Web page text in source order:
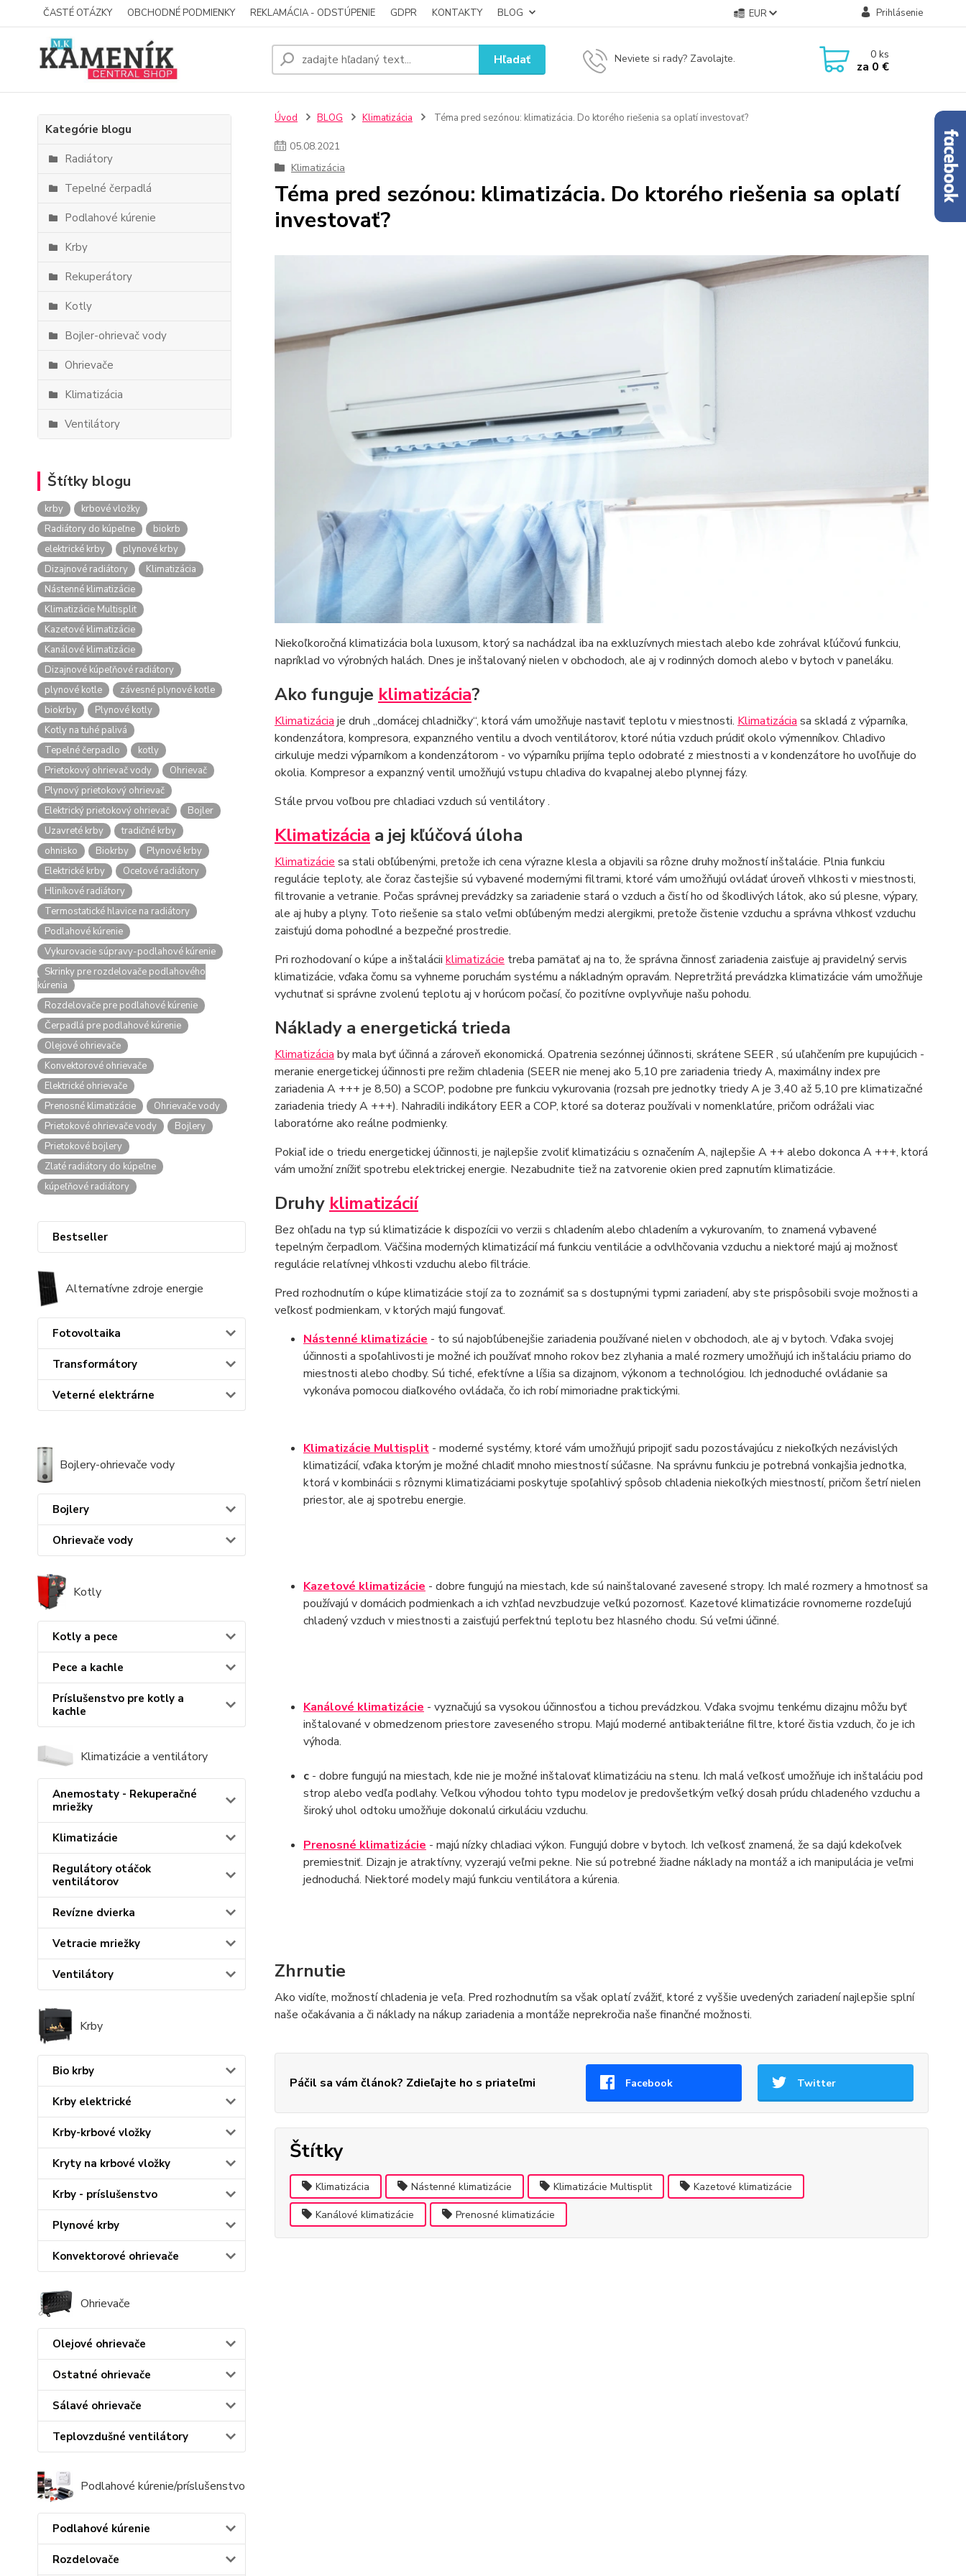
ČASTÉ OTÁZKY OBCHODNÉ PODMIENKY REKLAMÁCIA - ODSTÚPENIE GDPR KONTAKTY BLOG EUR Prihlásenie
Hľadať Neviete si rady? Zavolajte. 0ks
za 0 €
Kategórie blogu
Radiátory
Tepelné čerpadlá
Podlahové kúrenie
Krby
Rekuperátory
Kotly
Bojler-ohrievač vody
Ohrievače
Klimatizácia
Ventilátory
Štítky blogu
krby
krbové vložky
Radiátory do kúpeľne
biokrb
elektrické krby
plynové krby
Dizajnové radiátory
Klimatizácia
Nástenné klimatizácie
Klimatizácie Multisplit
Kazetové klimatizácie
Kanálové klimatizácie
Dizajnové kúpeľňové radiátory
plynové kotle
závesné plynové kotle
biokrby
Plynové kotly
Kotly na tuhé palivá
Tepelné čerpadlo
kotly
Prietokový ohrievač vody
Ohrievač
Plynový prietokový ohrievač
Elektrický prietokový ohrievač
Bojler
Uzavreté krby
tradičné krby
ohnisko
Biokrby
Plynové krby
Elektrické krby
Oceľové radiátory
Hliníkové radiátory
Termostatické hlavice na radiátory
Podlahové kúrenie
Vykurovacie súpravy-podlahové kúrenie
Skrinky pre rozdelovače podlahového
kúrenia
Rozdelovače pre podlahové kúrenie
Čerpadlá pre podlahové kúrenie
Olejové ohrievače
Konvektorové ohrievače
Elektrické ohrievače
Prenosné klimatizácie
Ohrievače vody
Prietokové ohrievače vody
Bojlery
Prietokové bojlery
Zlaté radiátory do kúpeľne
kúpeľňové radiátory
Bestseller
Alternatívne zdroje energie
Fotovoltaika
Transformátory
Veterné elektrárne
Bojlery-ohrievače vody
Bojlery
Ohrievače vody
Kotly
Kotly a pece
Pece a kachle
Príslušenstvo pre kotly a
kachle
Klimatizácie a ventilátory
Anemostaty - Rekuperačné
mriežky
Klimatizácie
Regulátory otáčok
ventilátorov
Revízne dvierka
Vetracie mriežky
Ventilátory
Krby
Bio krby
Krby elektrické
Krby-krbové vložky
Kryty na krbové vložky
Krby - príslušenstvo
Plynové krby
Konvektorové ohrievače
Ohrievače
Olejové ohrievače
Ostatné ohrievače
Sálavé ohrievače
Teplovzdušné ventilátory
Podlahové kúrenie/príslušenstvo
Podlahové kúrenie
Rozdelovače
Úvod BLOG Klimatizácia Téma pred sezónou: klimatizácia. Do ktorého riešenia sa oplatí investovať?
05.08.2021
Klimatizácia
Téma pred sezónou: klimatizácia. Do ktorého riešenia sa oplatí
investovať?
Niekoľkoročná klimatizácia bola luxusom, ktorý sa nachádzal iba na exkluzívnych miestach alebo kde zohrával kľúčovú funkciu,
napríklad vo výrobných halách. Dnes je inštalovaný nielen v obchodoch, ale aj v rodinných domoch alebo v bytoch v paneláku.
Ako funguje klimatizácia?
Klimatizácia je druh „domácej chladničky“, ktorá vám umožňuje nastaviť teplotu v miestnosti. Klimatizácia sa skladá z výparníka,
kondenzátora, kompresora, expanzného ventilu a dvoch ventilátorov, ktoré nútia vzduch prúdiť okolo výmenníkov. Chladivo
cirkuluje medzi výparníkom a kondenzátorom - vo výparníku prijíma teplo odobraté z miestnosti a v kondenzátore ho uvoľňuje do
okolia. Kompresor a expanzný ventil umožňujú vstupu chladiva do kvapalnej alebo plynnej fázy.
Stále prvou voľbou pre chladiaci vzduch sú ventilátory .
Klimatizácia a jej kľúčová úloha
Klimatizácie sa stali obľúbenými, pretože ich cena výrazne klesla a objavili sa rôzne druhy možností inštalácie. Plnia funkciu
regulácie teploty, ale čoraz častejšie sú vybavené modernými filtrami, ktoré vám umožňujú ovládať úroveň vlhkosti v miestnosti,
filtrovanie a vetranie. Počas správnej prevádzky sa zariadenie stará o vzduch a čistí ho od škodlivých látok, ako sú plesne, výpary,
ale aj huby a plyny. Toto riešenie sa stalo veľmi obľúbeným medzi alergikmi, pretože čistenie vzduchu a správna vlhkosť vzduchu
zaisťujú doma pohodlné a bezpečné prostredie.
Pri rozhodovaní o kúpe a inštalácii klimatizácie treba pamätať aj na to, že správna činnosť zariadenia zaisťuje aj pravidelný servis
klimatizácie, vďaka čomu sa vyhneme poruchám systému a nákladným opravám. Nepretržitá prevádzka klimatizácie vám umožňuje
vychutnať si správne zvolenú teplotu aj v horúcom počasí, čo pozitívne ovplyvňuje našu pohodu.
Náklady a energetická trieda
Klimatizácia by mala byť účinná a zároveň ekonomická. Opatrenia sezónnej účinnosti, skrátene SEER , sú uľahčením pre kupujúcich -
meranie energetickej účinnosti pre režim chladenia (SEER nie menej ako 5,10 pre zariadenia triedy A, maximálny index pre
zariadenia A +++ je 8,50) a SCOP, podobne pre funkciu vykurovania (rozsah pre jednotky triedy A je 3,40 až 5,10 pre klimatizačné
zariadenia triedy A +++). Nahradili indikátory EER a COP, ktoré sa doteraz používali v nomenklatúre, pričom odrážali viac
laboratórne ako reálne podmienky.
Pokiaľ ide o triedu energetickej účinnosti, je najlepšie zvoliť klimatizáciu s označením A, najlepšie A ++ alebo dokonca A +++, ktorá
vám umožní znížiť spotrebu elektrickej energie. Nezabudnite tiež na zatvorenie okien pred zapnutím klimatizácie.
Druhy klimatizácií
Bez ohľadu na typ sú klimatizácie k dispozícii vo verzii s chladením alebo chladením a vykurovaním, to znamená vybavené
tepelným čerpadlom. Väčšina moderných klimatizácií má funkciu ventilácie a odvlhčovania vzduchu a niektoré majú aj možnosť
regulácie relatívnej vlhkosti vzduchu alebo filtrácie.
Pred rozhodnutím o kúpe klimatizácie stojí za to zoznámiť sa s dostupnými typmi zariadení, aby ste prispôsobili svoje možnosti a
veľkosť podmienkam, v ktorých majú fungovať.
Nástenné klimatizácie - to sú najobľúbenejšie zariadenia používané nielen v obchodoch, ale aj v bytoch. Vďaka svojej
účinnosti a spoľahlivosti je možné ich používať mnoho rokov bez zlyhania a malé rozmery umožňujú ich inštaláciu priamo do
miestnosti alebo chodby. Sú tiché, efektívne a líšia sa dizajnom, výkonom a technológiou. Ich jednoduché ovládanie sa
vykonáva pomocou diaľkového ovládača, čo ich robí mimoriadne praktickými.
Klimatizácie Multisplit- moderné systémy, ktoré vám umožňujú pripojiť sadu pozostávajúcu z niekoľkých nezávislých
klimatizácií, vďaka ktorým je možné chladiť mnoho miestností súčasne. Na správnu funkciu je potrebná vonkajšia jednotka,
ktorá v kombinácii s rôznymi klimatizáciami poskytuje spoľahlivý spôsob chladenia niekoľkých miestností, pričom šetrí nielen
priestor, ale aj spotrebu energie.
Kazetové klimatizácie - dobre fungujú na miestach, kde sú nainštalované zavesené stropy. Ich malé rozmery a hmotnosť sa
používajú v domácich podmienkach a ich vzhľad nevzbudzuje veľkú pozornosť. Kazetové klimatizácie rovnomerne rozdeľujú
chladený vzduch v miestnosti a zaisťujú perfektnú teplotu bez hlasného chodu. Sú veľmi účinné.
Kanálové klimatizácie - vyznačujú sa vysokou účinnosťou a tichou prevádzkou. Vďaka svojmu tenkému dizajnu môžu byť
inštalované v obmedzenom priestore zaveseného stropu. Majú moderné antibakteriálne filtre, ktoré čistia vzduch, čo je ich
výhoda.
c- dobre fungujú na miestach, kde nie je možné inštalovať klimatizáciu na stenu. Ich malá veľkosť umožňuje ich inštaláciu pod
strop alebo vedľa podlahy. Veľkou výhodou tohto typu modelov je predovšetkým veľký dosah prúdu chladeného vzduchu a
široký uhol odtoku umožňuje dokonalú cirkuláciu vzduchu.
Prenosné klimatizácie - majú nízky chladiaci výkon. Fungujú dobre v bytoch. Ich veľkosť znamená, že sa dajú kdekoľvek
premiestniť. Dizajn je atraktívny, vyzerajú veľmi pekne. Nie sú potrebné žiadne náklady na montáž a ich manipulácia je veľmi
jednoduchá. Niektoré modely majú funkciu ventilátora a kúrenia.
Zhrnutie
Ako vidíte, možností chladenia je veľa. Pred rozhodnutím sa však oplatí zvážiť, ktoré z vyššie uvedených zariadení najlepšie splní
naše očakávania a či náklady na nákup zariadenia a montáže neprekročia naše finančné možnosti.
Páčil sa vám článok? Zdieľajte ho s priateľmi Facebook Twitter
Štítky
Klimatizácia Nástenné klimatizácie Klimatizácie Multisplit Kazetové klimatizácie
Kanálové klimatizácie Prenosné klimatizácie